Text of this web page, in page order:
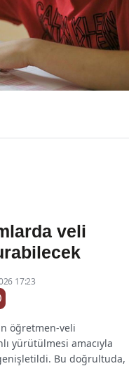
veli
17:23
öğretmen-veli
yürütülmesi amacıyla
Bu doğrultuda,